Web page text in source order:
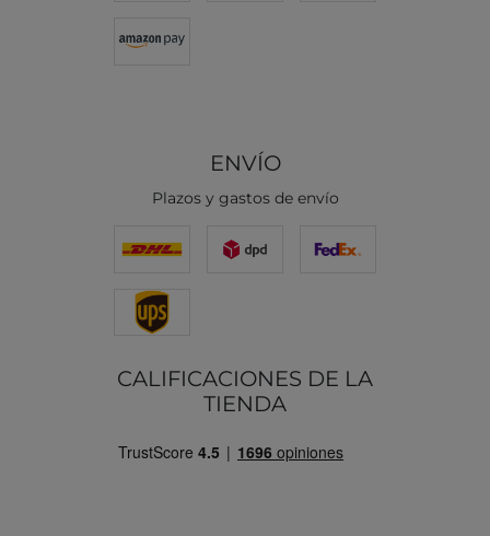
ENVÍO
Plazos y gastos de envío
CALIFICACIONES DE LA
TIENDA